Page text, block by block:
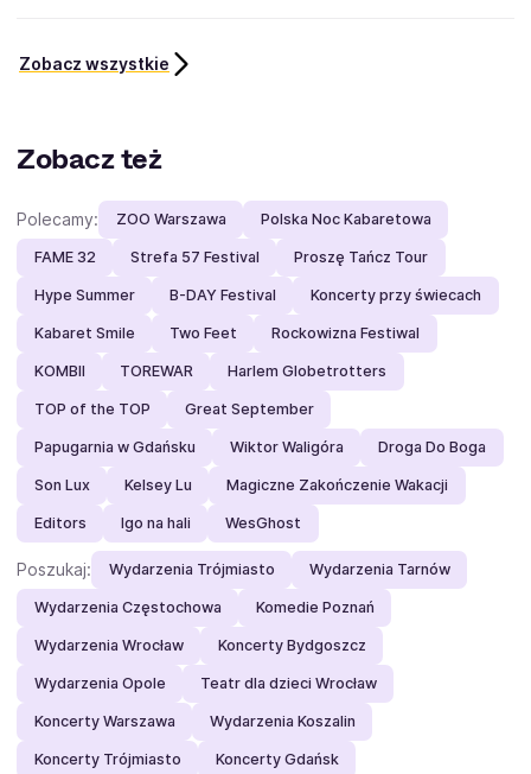
Zobacz wszystkie
Zobacz też
Polecamy: ZOO Warszawa Polska Noc Kabaretowa
FAME 32 Strefa 57 Festival Proszę Tańcz Tour
Hype Summer B-DAY Festival Koncerty przy świecach
Kabaret Smile Two Feet Rockowizna Festiwal
KOMBII TOREWAR Harlem Globetrotters
TOP of the TOP Great September
Papugarnia w Gdańsku Wiktor Waligóra Droga Do Boga
Son Lux Kelsey Lu Magiczne Zakończenie Wakacji
Editors Igo na hali WesGhost
Poszukaj: Wydarzenia Trójmiasto Wydarzenia Tarnów
Wydarzenia Częstochowa Komedie Poznań
Wydarzenia Wrocław Koncerty Bydgoszcz
Wydarzenia Opole Teatr dla dzieci Wrocław
Koncerty Warszawa Wydarzenia Koszalin
Koncerty Trójmiasto Koncerty Gdańsk